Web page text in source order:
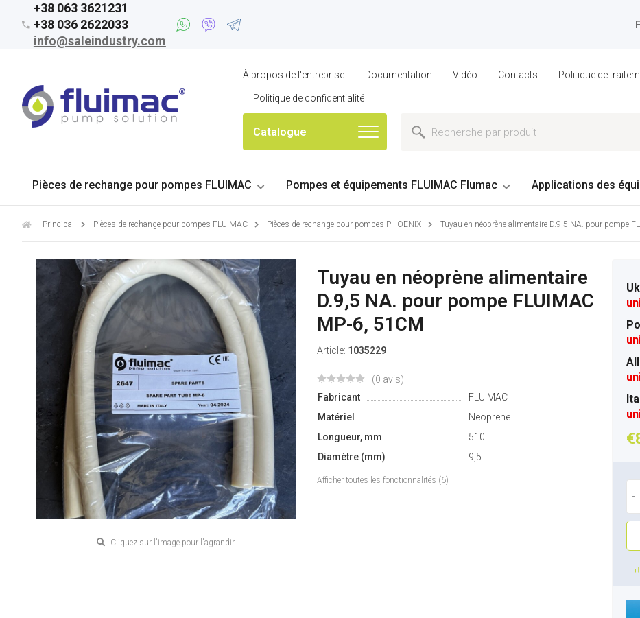
+38 063 3621231
+38 036 2622033
info@saleindustry.com
À propos de l'entreprise Documentation Vidéo Contacts Politique de
Politique de confidentialité
Catalogue
Pièces de rechange pour pompes FLUIMAC Pompes et équipements FLUIMAC Flumac Applications des
Principal Pièces de rechange pour pompes FLUIMAC Pièces de rechange pour pompes PHOENIX Tuyau en néoprène alimentaire D.9,5 NA. pour pompe
Cliquez sur l'image pour l'agrandir
Tuyau en néoprène alimentaire
D.9,5 NA. pour pompe FLUIMAC
MP-6, 51CM
Article: 1035229
(0 avis)
Fabricant
FLUIMAC
Matériel
Neoprene
Longueur, mm
510
Diamètre (mm)
9,5
Afficher toutes les fonctionnalités (6)
-